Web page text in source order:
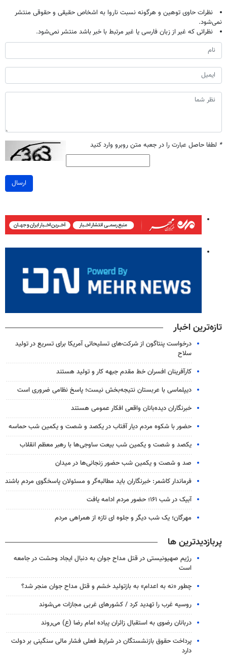
نظرات حاوی توهین و هرگونه نسبت ناروا به اشخاص حقیقی و حقوقی منتشر
نمی‌شود.
نظراتی که غیر از زبان فارسی یا غیر مرتبط با خبر باشد منتشر نمی‌شود.
* لطفا حاصل عبارت را در جعبه متن روبرو وارد کنید
ارسال
تازه‌ترین اخبار
درخواست پنتاگون از شرکت‌های تسلیحاتی آمریکا برای تسریع در تولید
سلاح
کارآفرینان افسران خط مقدم جبهه کار و تولید هستند
دیپلماسی با عربستان نتیجه‌بخش نیست؛ پاسخ نظامی ضروری است
خبرنگاران دیده‌بانان واقعی افکار عمومی هستند
حضور با شکوه مردم دیار آفتاب در یکصد و شصت و یکمین شب حماسه
یکصد و شصت و یکمین شب بیعت ساوجی‌ها با رهبر معظم انقلاب
صد و شصت و یکمین شب حضور زنجانی‌ها در میدان
فرماندار کاشمر: خبرنگاران باید مطالبه‌گر و مسئولان پاسخگوی مردم باشند
آبیک در شب ۱۶۱؛ حضور مردم ادامه یافت
مهرگان؛ یک شب دیگر و جلوه ای تازه از همراهی مردم
پربازدیدترین ها
رژیم صهیونیستی در قتل مداح جوان به دنبال ایجاد وحشت در جامعه
است
چطور «نه به اعدام» به بازتولید خشم و قتل مداح جوان منجر شد؟
روسیه غرب را تهدید کرد / کشورهای غربی مجازات می‌شوند
دربانان رضوی به استقبال زائران پیاده امام رضا (ع) می‌روند
پرداخت حقوق بازنشستگان در شرایط فعلی فشار مالی سنگینی بر دولت
دارد